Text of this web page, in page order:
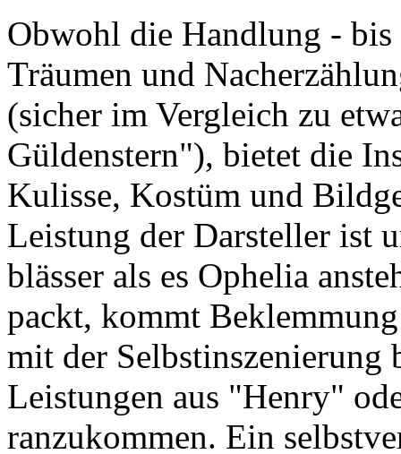
Obwohl die Handlung -
Träumen und
(sicher im Vergleich zu
Güldenstern"), bietet die
Kulisse, Kostüm und
Leistung der Darsteller ist
blässer als es Ophelia
packt, kommt
mit der Selbstinszenierung
Leistungen aus "Henry"
ranzukommen. Ein